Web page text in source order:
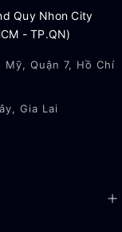
Quy Nhon City
- TP.QN)
Mỹ, Quận 7, Hồ Chí
Gia Lai